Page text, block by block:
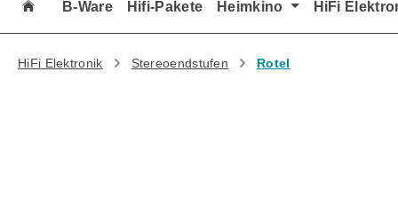
B-Ware Hifi-Pakete Heimkino HiFi
HiFi Elektronik Stereoendstufen Rotel